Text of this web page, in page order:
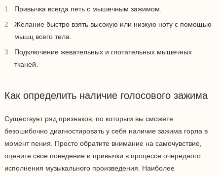
Привычка всегда петь с мышечным зажимом.
Желание быстро взять высокую или низкую ноту с помощью
мышц всего тела.
Подключение жевательных и глотательных мышечных
тканей.
Как определить наличие голосового зажима
Существует ряд признаков, по которым вы сможете
безошибочно диагностировать у себя наличие зажима горла в
момент пения. Просто обратите внимание на самочувствие,
оцените свое поведение и привычки в процессе очередного
исполнения музыкального произведения. Наиболее